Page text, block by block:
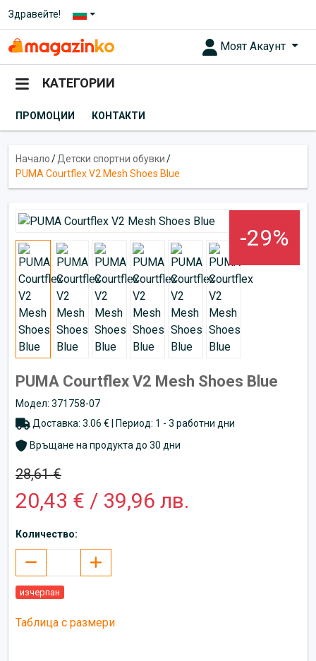
Здравейте!
Моят Акаунт
КАТЕГОРИИ
ПРОМОЦИИ КОНТАКТИ
Начало/Детски спортни обувки/
PUMA Courtflex V2 Mesh Shoes Blue
-29%
PUMA Courtflex V2 Mesh Shoes Blue
Модел: 371758-07
Доставка: 3.06 € | Период: 1 - 3 работни дни
Връщане на продукта до 30 дни
28,61 €
20,43 € / 39,96 лв.
Количество:
изчерпан
Таблица с размери